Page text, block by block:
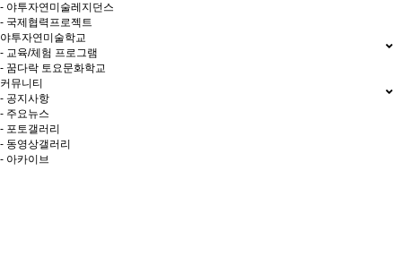
- 야투자연미술레지던스
- 국제협력프로젝트
야투자연미술학교
- 교육/체험 프로그램
- 꿈다락 토요문화학교
커뮤니티
- 공지사항
- 주요뉴스
- 포토갤러리
- 동영상갤러리
- 아카이브